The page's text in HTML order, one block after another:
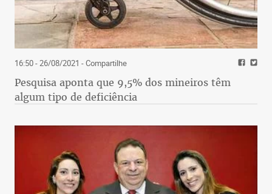
16:50 - 26/08/2021 - Compartilhe
Pesquisa aponta que 9,5% dos mineiros têm
algum tipo de deficiência